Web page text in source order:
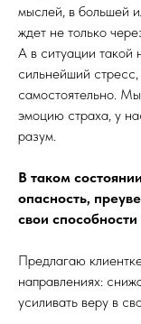
мыслей, в большей
ждет не только
А в ситуации такой
сильнейший
самостоятельно.
эмоцию страха, у
разум.
В таком
опасность,
свои
Предлагаю
направлениях:
усиливать веру в